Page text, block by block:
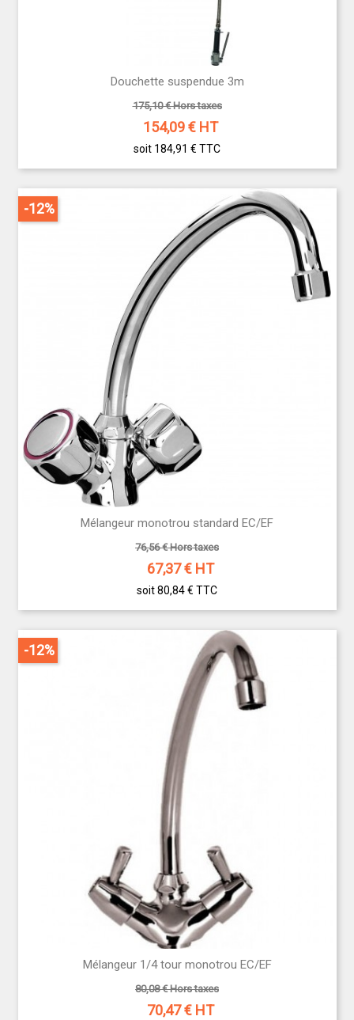
Douchette suspendue 3m
175,10 € Hors taxes
154,09€ HT
soit 184,91 € TTC
Mélangeur monotrou standard EC/EF
76,56 € Hors taxes
67,37€ HT
soit 80,84 € TTC
-12%
Mélangeur 1/4 tour monotrou EC/EF
80,08 € Hors taxes
70,47€ HT
-12%